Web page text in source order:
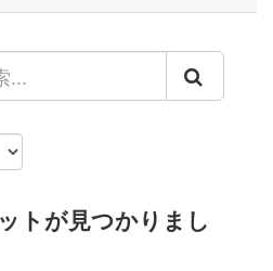
トが見つかりまし